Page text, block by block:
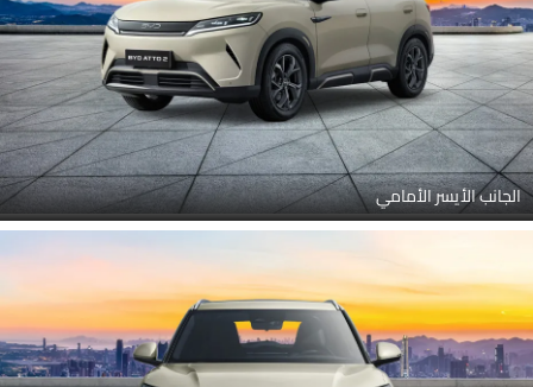
الجانب الأيسر الأمامي